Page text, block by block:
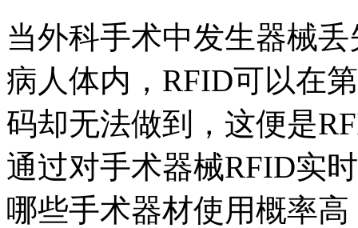
当外科手术中发生器械
病人体内，RFID可以在
码却无法做到，这便是
通过对手术器械RFID实
哪些手术器材使用概率